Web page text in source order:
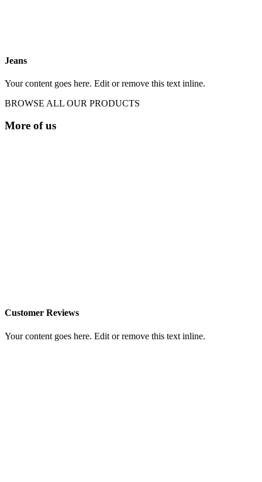
Jeans
Your content goes here. Edit or remove this text inline.
BROWSE ALL OUR PRODUCTS
More of us
Customer Reviews
Your content goes here. Edit or remove this text inline.